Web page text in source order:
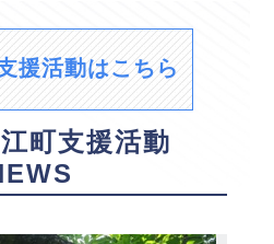
援活動はこちら
町支援活動